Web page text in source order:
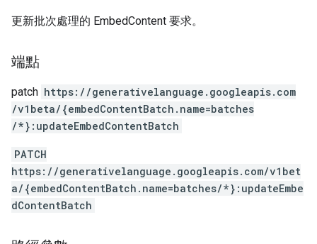
更新批次處理的 EmbedContent 要求。
端點
patch https: / /generativelanguage.googleapis.com
/v1beta/{embedContentBatch.name=batches
/*}:updateEmbedContentBatch
PATCH
https://generativelanguage.googleapis.com/v1bet
a/{embedContentBatch.name=batches/*}:updateEmbe
dContentBatch